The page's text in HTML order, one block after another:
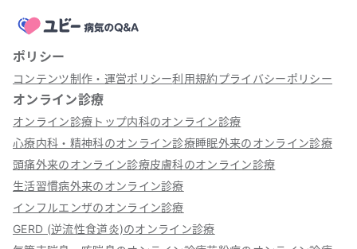
ポリシー
コンテンツ制作・運営ポリシー利用規約プライバシーポリシー
オンライン診療
オンライン診療トップ内科のオンライン診療
心療内科・精神科のオンライン診療睡眠外来のオンライン診療
頭痛外来のオンライン診療皮膚科のオンライン診療
生活習慣病外来のオンライン診療
インフルエンザのオンライン診療
GERD (逆流性食道炎)のオンライン診療